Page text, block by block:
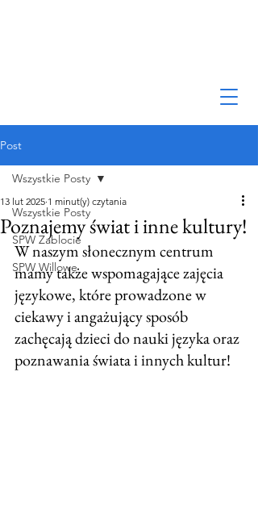
Post
Wszystkie Posty
SPW Zablocie
SPW Willowe
Wszystkie Posty
Poznajemy świat i inne kultury!
13 lut 2025 1 minut(y) czytania
W naszym słonecznym centrum
mamy także wspomagające zajęcia
językowe, które prowadzone w
ciekawy i angażujący sposób
zachęcają dzieci do nauki języka oraz
poznawania świata i innych kultur!